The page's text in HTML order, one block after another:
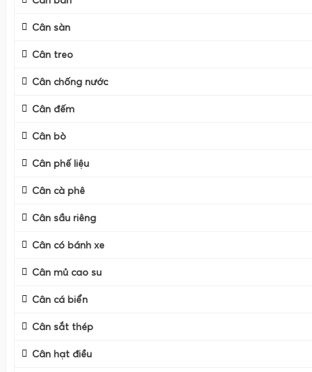
Cân sàn
Cân treo
Cân chống nước
Cân đếm
Cân bò
Cân phế liệu
Cân cà phê
Cân sầu riêng
Cân có bánh xe
Cân mủ cao su
Cân cá biển
Cân sắt thép
Cân hạt điều
Cân điện tử tính tiền
tiền cho phép nhập giá bán theo kg, tự động nhân với
tiền khách phải thanh toán, thậm chí in bill, in tem, in mã